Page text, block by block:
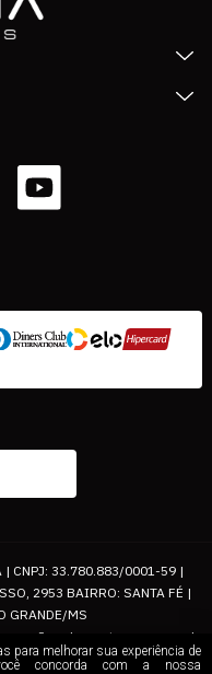
| CNPJ: 33.780.883/0001-59 |
2953 BAIRRO: SANTA FÉ |
GRANDE/MS
descontos e prazos de
para compras via internet. As
para melhorar sua experiência de
concorda com a nossa